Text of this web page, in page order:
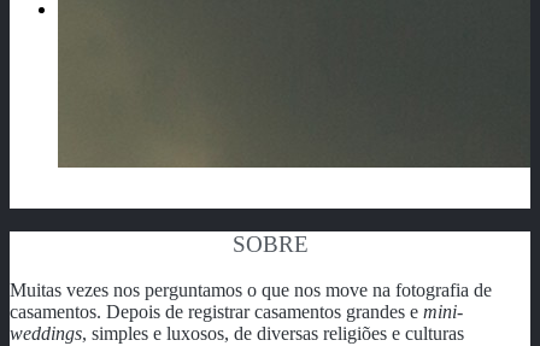
SOBRE
Muitas vezes nos perguntamos o que nos move na fotografia de
casamentos. Depois de registrar casamentos grandes e mini-
weddings, simples e luxosos, de diversas religiões e culturas